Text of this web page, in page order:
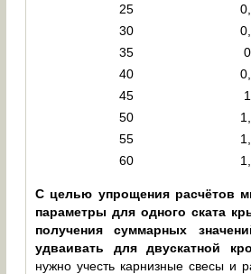
25
30
35
40
45
50
55
60
С целью упрощения расчётов
параметры для одного ската
получения суммарных
удваивать для двускатной
нужно учесть карнизные свесы и